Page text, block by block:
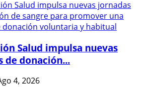
Salud impulsa nuevas
de donación...
4, 2026